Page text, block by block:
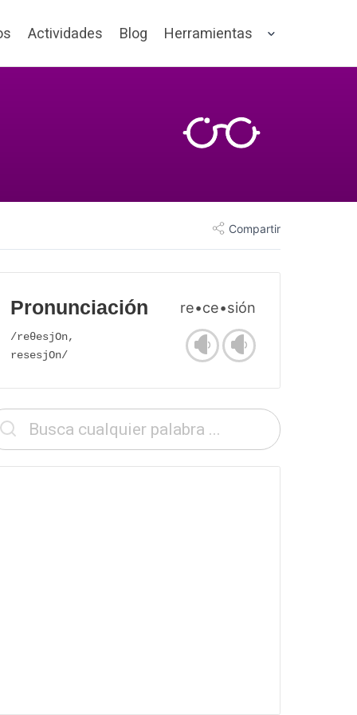
Actividades Blog Herramientas
Compartir
Pronunciación re•ce•sión
/reθesjOn,
resesjOn/